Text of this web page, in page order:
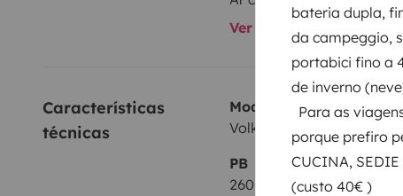
bateria dupla,
da campeggio,
portabici fino a
de inverno
Para as
porque prefiro
CUCINA,
(custo 40€ )
Ver todos os
Características
técnicas
Modelo
Volkswagen MULTIVAN
PB
2600 kg